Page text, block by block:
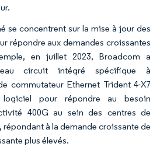
se concentrent sur la mise à jour des
répondre aux demandes croissantes
en juillet 2023, Broadcom a
circuit intégré spécifique à
commutateur Ethernet Trident 4-X7
logiciel pour répondre au besoin
400G au sein des centres de
à la demande croissante de
plus élevés.